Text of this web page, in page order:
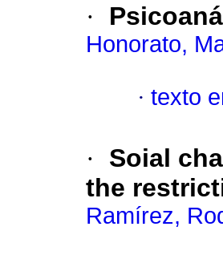
·
Honorato,
· texto
·
Soial
the
Ramírez,